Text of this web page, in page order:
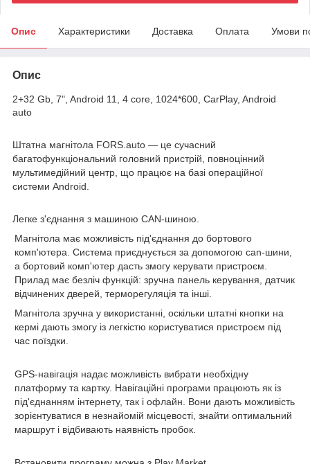
Опис Характеристики Доставка Оплата Умови
Опис
2+32 Gb, 7", Android 11, 4 core, 1024*600, CarPlay, Android
auto
Штатна магнітола FORS.auto — це сучасний
багатофункціональний головний пристрій, повноцінний
мультимедійний центр, що працює на базі операційної
системи Android.
Легке з'єднання з машиною CAN-шиною.
Магнітола має можливість під'єднання до бортового
комп'ютера. Система приєднується за допомогою can-шини,
а бортовий комп'ютер дасть змогу керувати пристроєм.
Прилад має безліч функцій: зручна панель керування, датчик
відчинених дверей, терморегуляція та інші.
Магнітола зручна у використанні, оскільки штатні кнопки на
кермі дають змогу із легкістю користуватися пристроєм під
час поїздки.
GPS-навігація надає можливість вибрати необхідну
платформу та картку. Навігаційні програми працюють як із
під'єднанням інтернету, так і офлайн. Вони дають можливість
зорієнтуватися в незнайомій місцевості, знайти оптимальний
маршрут і відбивають наявність пробок.